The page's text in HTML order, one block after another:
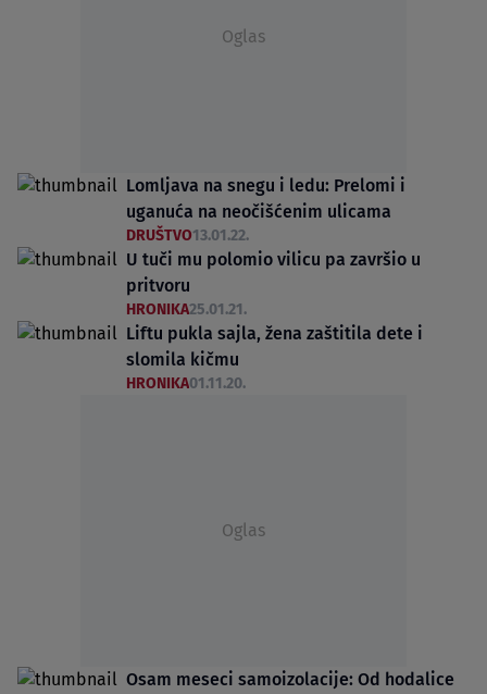
Oglas
Lomljava na snegu i ledu: Prelomi i
uganuća na neočišćenim ulicama
DRUŠTVO13.01.22.
U tuči mu polomio vilicu pa završio u
pritvoru
HRONIKA25.01.21.
Liftu pukla sajla, žena zaštitila dete i
slomila kičmu
HRONIKA01.11.20.
Oglas
Osam meseci samoizolacije: Od hodalice